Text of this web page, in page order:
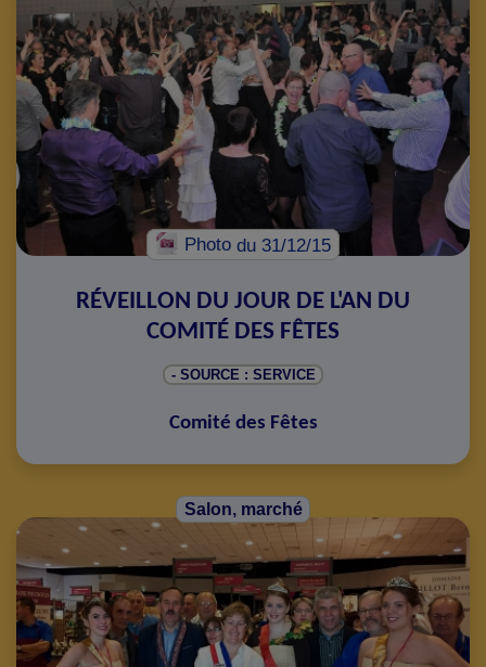
Photo du 31/12/15
RÉVEILLON DU JOUR DE L'AN DU
COMITÉ DES FÊTES
- SOURCE : SERVICE
Comité des Fêtes
Salon, marché